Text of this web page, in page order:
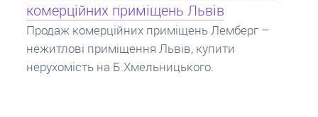
Іпотека на квартиру – кредит на житло під
заставу нерухомості. Купити в іпотеку – що
потрібно знати? Консультація від Експертів
про іпотечні кредити.